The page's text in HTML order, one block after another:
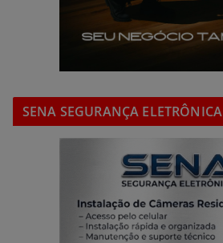
SENA SEGURANÇA ELETRÔNICA